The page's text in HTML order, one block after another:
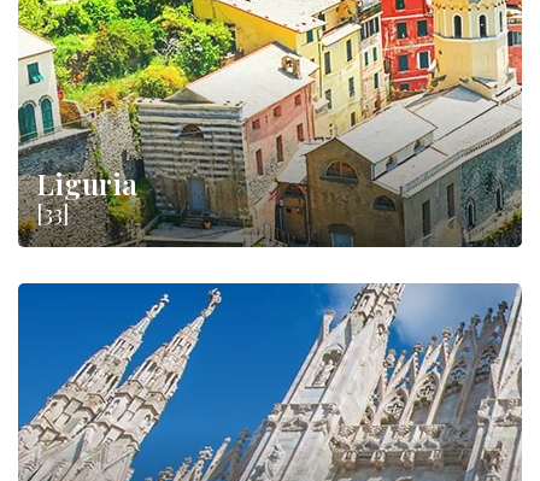
Liguria
[33]